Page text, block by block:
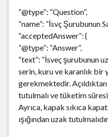
“@type”: “Question”,
“name”: “İsvç Şurubunun
“acceptedAnswer”: {
“@type”: “Answer”,
“text”: “İsveç şurubunun
serin, kuru ve karanlık bir
gerekmektedir.
tutulmalı ve tüketim
Ayrıca, kapak sıkıca
ışığından uzak